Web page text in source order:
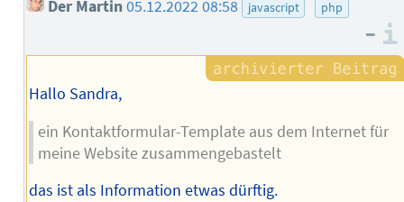
Der Martin05.12.2022 08:58 javascript php
–
Hallo Sandra,
ein Kontaktformular-Template aus dem Internet für
meine Website zusammengebastelt
das ist als Information etwas dürftig.